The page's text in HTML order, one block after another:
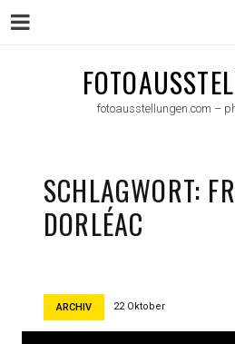
fotoausstellungen.com –
SCHLAGWORT:
DORLÉAC
ARCHIV 22 Oktober
Menu